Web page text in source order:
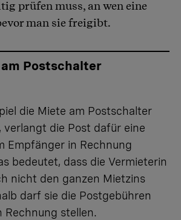
prüfen muss, an wen eine
man sie freigibt.
Postschalter
die Miete am Postschalter
verlangt die Post dafür eine
Empfänger in Rechnung
bedeutet, dass die Vermieterin
nicht den ganzen Mietzins
darf sie die Postgebühren
Rechnung stellen.